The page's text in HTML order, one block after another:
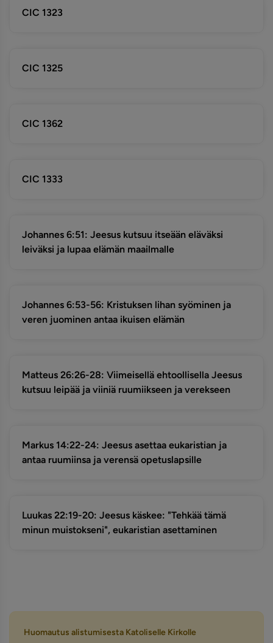
CIC 1323
CIC 1325
CIC 1362
CIC 1333
Johannes 6:51: Jeesus kutsuu itseään eläväksi
leiväksi ja lupaa elämän maailmalle
Johannes 6:53-56: Kristuksen lihan syöminen ja
veren juominen antaa ikuisen elämän
Matteus 26:26-28: Viimeisellä ehtoollisella Jeesus
kutsuu leipää ja viiniä ruumiikseen ja verekseen
Markus 14:22-24: Jeesus asettaa eukaristian ja
antaa ruumiinsa ja verensä opetuslapsille
Luukas 22:19-20: Jeesus käskee: "Tehkää tämä
minun muistokseni", eukaristian asettaminen
Huomautus alistumisesta Katoliselle Kirkolle